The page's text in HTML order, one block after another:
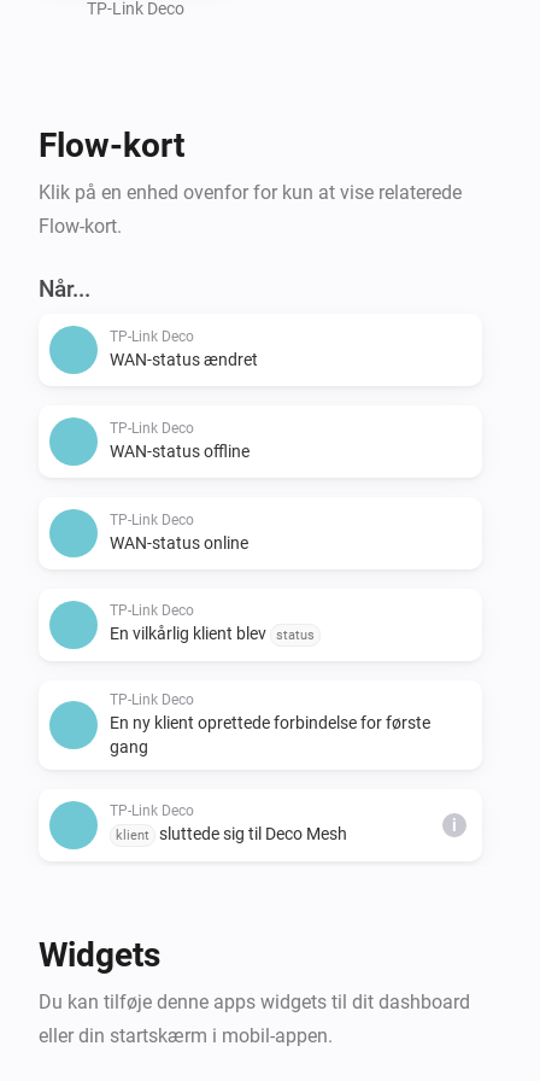
Homey smart hjem. Administrer dit netværk som
selvsikker med TP-Link Deco Control.
TP-Link Deco
Flow-kort
Klik på en enhed ovenfor for kun at vise relaterede
Flow-kort.
Når...
TP-Link Deco
WAN-status ændret
TP-Link Deco
WAN-status offline
TP-Link Deco
WAN-status online
TP-Link Deco
En vilkårlig klient blev status
TP-Link Deco
En ny klient oprettede forbindelse for første
gang
TP-Link Deco
klient sluttede sig til Deco Mesh i
TP-Link Deco
skiftede Deco-knudepunkt
Widgets
Du kan tilføje denne apps widgets til dit dashboard
eller din startskærm i mobil-appen.